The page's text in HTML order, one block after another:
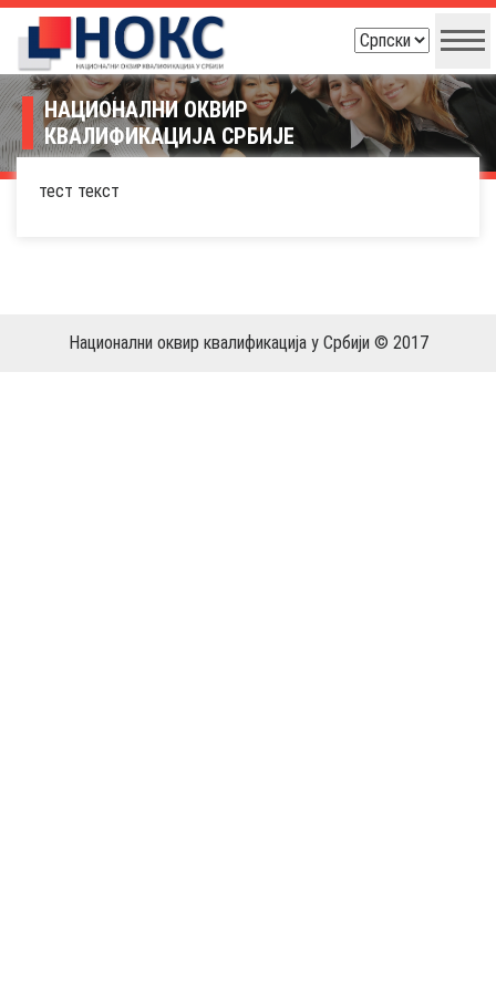
НАЦИОНАЛНИ ОКВИР
КВАЛИФИКАЦИЈА СРБИЈЕ
тест текст
Национални оквир квалификација у Србији © 2017